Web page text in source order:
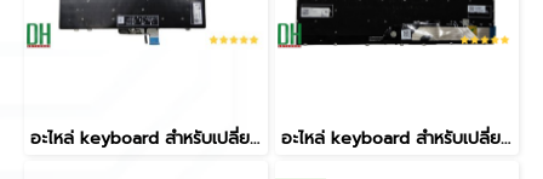
อะไหล่ keyboard สำหรับเปลี่ยน รุ่น atitude 7440 7340 7640 7450 มีไฟ อะไหล่ keyboard สำหรับเปลี่ยน รุ่น INSPIRON 5584 5590 5593 5594 5598 7590 7591 Inspiron 15-5593, 5584, 5590, 5593, 5594, 5598, 7590, 7591, 7791 inspiron 15 3501 3502 3505 5501 5502 5508 แป้นสีเงิน มีไฟ